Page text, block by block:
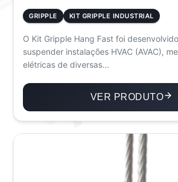
GRIPPLE KIT GRIPPLE INDUSTRIAL
O Kit Gripple Hang Fast foi
suspender instalações HVAC (AVAC),
elétricas de diversas...
VER PRODUTO